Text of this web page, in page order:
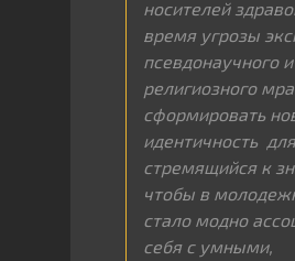
носителей
время угрозы
псевдонаучного и
религиозного
сформировать
идентичность
стремящийся к
чтобы в
стало модно
себя с умными,